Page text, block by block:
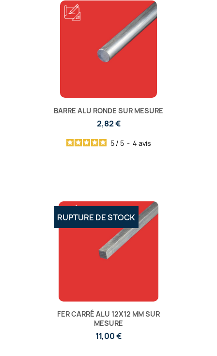
BARRE ALU RONDE SUR MESURE
2,82 €
5 / 5 - 4 avis
FER CARRÉ ALU 12X12 MM SUR
MESURE
11,00 €
RUPTURE DE STOCK